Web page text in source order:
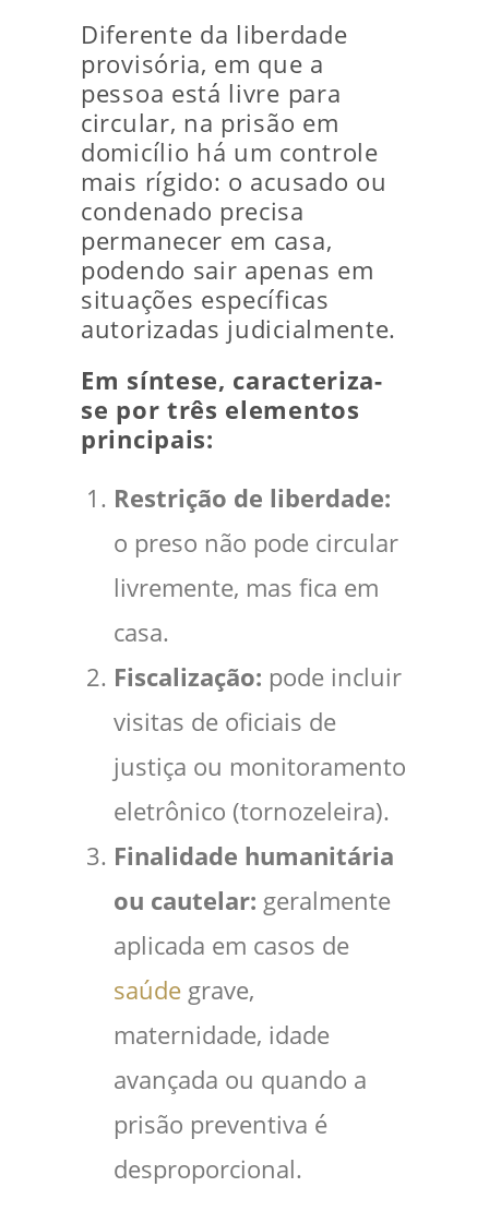
Diferente da liberdade
provisória, em que a
pessoa está livre para
circular, na prisão em
domicílio há um controle
mais rígido: o acusado ou
condenado precisa
permanecer em casa,
podendo sair apenas em
situações específicas
autorizadas judicialmente.
Em síntese, caracteriza-
se por três elementos
principais:
Restrição de liberdade:
o preso não pode circular
livremente, mas fica em
casa.
Fiscalização: pode incluir
visitas de oficiais de
justiça ou monitoramento
eletrônico (tornozeleira).
Finalidade humanitária
ou cautelar: geralmente
aplicada em casos de
saúde grave,
maternidade, idade
avançada ou quando a
prisão preventiva é
desproporcional.